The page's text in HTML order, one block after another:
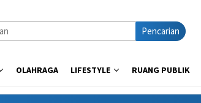
Pencarian
OLAHRAGA LIFESTYLE RUANG PUBLIK